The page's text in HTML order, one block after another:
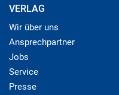
VERLAG
Wir über uns
Ansprechpartner
Jobs
Service
Presse